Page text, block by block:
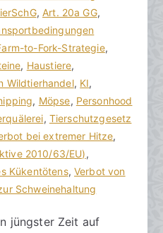
, Art. 20a GG,
to-Fork-Strategie,
, Haustiere,
Wildtierhandel, KI,
, Möpse, Personhood
, Tierschutzgesetz
bei extremer Hitze,
2010/63/EU),
Kükentötens, Verbot von
Schweinehaltung
jüngster Zeit auf